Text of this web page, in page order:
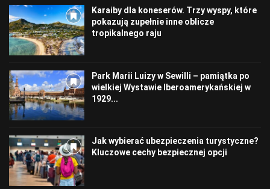
Karaiby dla koneserów. Trzy wyspy, które
pokazują zupełnie inne oblicze
tropikalnego raju
Park Marii Luizy w Sewilli – pamiątka po
wielkiej Wystawie Iberoamerykańskiej w
1929...
Jak wybierać ubezpieczenia turystyczne?
Kluczowe cechy bezpiecznej opcji